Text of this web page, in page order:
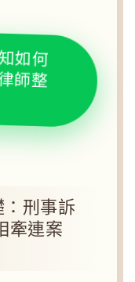
如何
師整
刑事訴
牽連案